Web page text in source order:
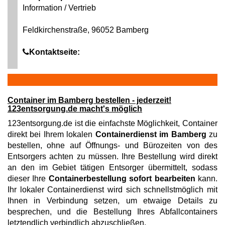
Information / Vertrieb
Feldkirchenstraße, 96052 Bamberg
Kontaktseite:
Container im Bamberg bestellen - jederzeit!
123entsorgung.de macht's möglich
123entsorgung.de ist die einfachste Möglichkeit, Container
direkt bei Ihrem lokalen Containerdienst im Bamberg zu
bestellen, ohne auf Öffnungs- und Bürozeiten von des
Entsorgers achten zu müssen. Ihre Bestellung wird direkt
an den im Gebiet tätigen Entsorger übermittelt, sodass
dieser Ihre Containerbestellung sofort bearbeiten kann.
Ihr lokaler Containerdienst wird sich schnellstmöglich mit
Ihnen in Verbindung setzen, um etwaige Details zu
besprechen, und die Bestellung Ihres Abfallcontainers
letztendlich verbindlich abzuschließen.